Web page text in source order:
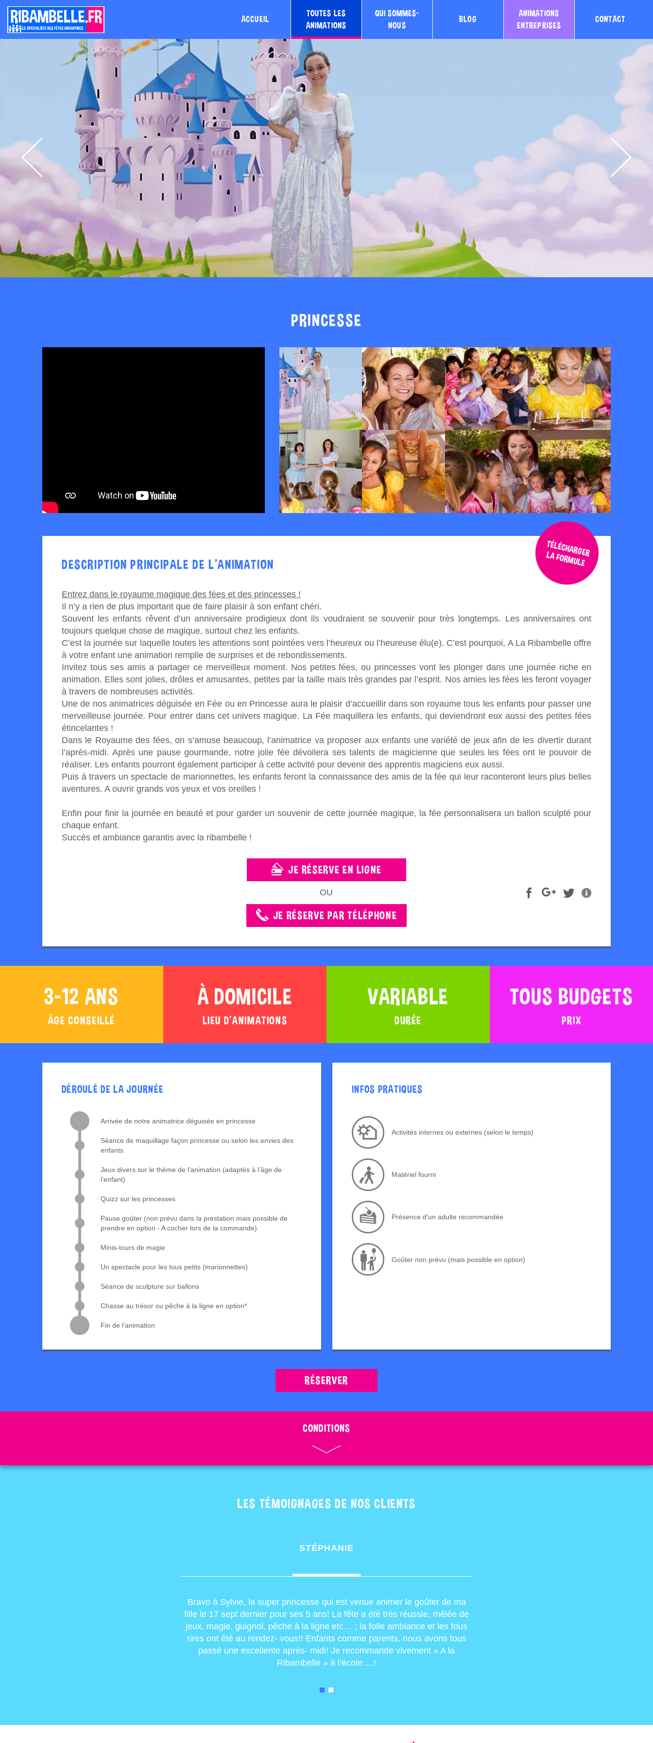
ACCUEIL
TOUTES LES
ANIMATIONS
QUI SOMMES-
NOUS
BLOG
ANIMATIONS
ENTREPRISES
CONTACT
PRINCESSE
DESCRIPTION PRINCIPALE DE L'ANIMATION
Entrez dans le royaume magique des fées et des princesses !
Il n’y a rien de plus important que de faire plaisir à son enfant chéri.
Souvent les enfants rêvent d’un anniversaire prodigieux dont ils voudraient se souvenir pour très longtemps. Les anniversaires ont
toujours quelque chose de magique, surtout chez les enfants.
C’est la journée sur laquelle toutes les attentions sont pointées vers l’heureux ou l’heureuse élu(e). C’est pourquoi, A La Ribambelle offre
à votre enfant une animation remplie de surprises et de rebondissements.
Invitez tous ses amis a partager ce merveilleux moment. Nos petites fées, ou princesses vont les plonger dans une journée riche en
animation. Elles sont jolies, drôles et amusantes, petites par la taille mais très grandes par l’esprit. Nos amies les fées les feront voyager
à travers de nombreuses activités.
Une de nos animatrices déguisée en Fée ou en Princesse aura le plaisir d’accueillir dans son royaume tous les enfants pour passer une
merveilleuse journée. Pour entrer dans cet univers magique. La Fée maquillera les enfants, qui deviendront eux aussi des petites fées
étincelantes !
Dans le Royaume des fées, on s’amuse beaucoup, l’animatrice va proposer aux enfants une variété de jeux afin de les divertir durant
l’après-midi. Après une pause gourmande, notre jolie fée dévoilera ses talents de magicienne que seules les fées ont le pouvoir de
réaliser. Les enfants pourront également participer à cette activité pour devenir des apprentis magiciens eux aussi.
Puis à travers un spectacle de marionnettes, les enfants feront la connaissance des amis de la fée qui leur raconteront leurs plus belles
aventures. A ouvrir grands vos yeux et vos oreilles !
Enfin pour finir la journée en beauté et pour garder un souvenir de cette journée magique, la fée personnalisera un ballon sculpté pour
chaque enfant.
Succès et ambiance garantis avec la ribambelle !
JE RÉSERVE EN LIGNE
OU
JE RÉSERVE PAR TÉLÉPHONE
3-12 ANS
ÂGE CONSEILLÉ
À DOMICILE
LIEU D'ANIMATIONS
VARIABLE
DURÉE
TOUS BUDGETS
PRIX
DÉROULÉ DE LA JOURNÉE
Arrivée de notre animatrice déguisée en princesse
Séance de maquillage façon princesse ou selon les envies des
enfants
Jeux divers sur le thème de l’animation (adaptés à l’âge de
l’enfant)
Quizz sur les princesses
Pause goûter (non prévu dans la prestation mais possible de
prendre en option - A cocher lors de la commande)
Minis-tours de magie
Un spectacle pour les tous petits (marionnettes)
Séance de sculpture sur ballons
Chasse au trésor ou pêche à la ligne en option*
Fin de l’animation
INFOS PRATIQUES
Activités internes ou externes (selon le temps)
Matériel fourni
Présence d'un adulte recommandée
Goûter non prévu (mais possible en option)
RÉSERVER
CONDITIONS
LES TÉMOIGNAGES DE NOS CLIENTS
STÉPHANIE
Bravo à Sylvie, la super princesse qui est venue animer le goûter de ma
fille le 17 sept dernier pour ses 5 ans! La fête a été très réussie, mêlée de
jeux, magie, guignol, pêche à la ligne etc… ; la folle ambiance et les fous
rires ont été au rendez- vous!! Enfants comme parents, nous avons tous
passé une excellente après- midi! Je recommande vivement « A la
Ribambelle » à l’école….!